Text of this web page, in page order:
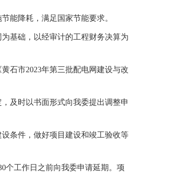
能降耗，满足国家节能要求。
基础，以经审计的工程财务决算为
石市2023年第三批配电网建设与改
及时以书面形式向我委提出调整申
条件，做好项目建设和竣工验收等
个工作日之前向我委申请延期 。 项